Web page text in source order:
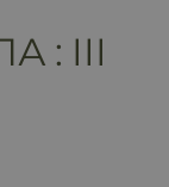
: III